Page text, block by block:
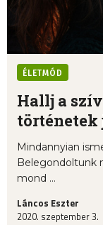
ÉLETMÓD
Hallj a
történetek
Mindannyian
Belegondoltunk
mond ...
Láncos Eszter
2020. szeptember 3.